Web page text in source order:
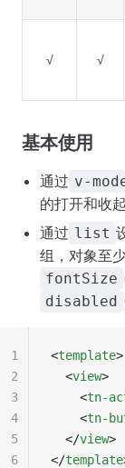
√ √
基本使用
通过 v-
的打开和收起
通过 list
组，对象至
fontSize
disabled
<template>
  <
view>
    <
tn-
    <
tn-
  </
view>
</template
1
2
3
4
5
6